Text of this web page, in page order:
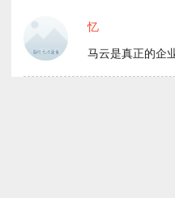
忆
马云是真正的企